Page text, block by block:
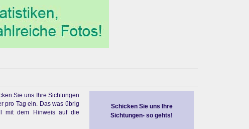
Sie uns Ihre Sichtungen
pro Tag ein. Das was übrig
mit dem Hinweis auf die
Schicken Sie uns Ihre
Sichtungen- so gehts!